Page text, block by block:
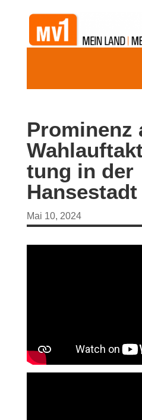
Prominenz
tung in der
Mai 10, 2024